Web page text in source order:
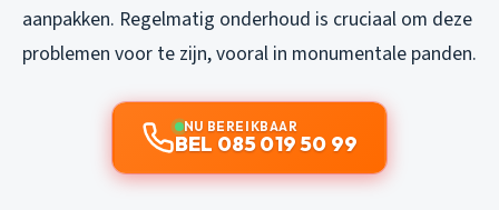
aanpakken. Regelmatig onderhoud is cruciaal om deze
problemen voor te zijn, vooral in monumentale panden.
NU BEREIKBAAR
BEL 085 019 50 99